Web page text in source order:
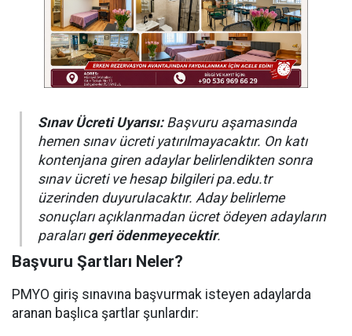
Sınav Ücreti Uyarısı:Başvuru aşamasında
hemen sınav ücreti yatırılmayacaktır. On katı
kontenjana giren adaylar belirlendikten sonra
sınav ücreti ve hesap bilgileri pa.edu.tr
üzerinden duyurulacaktır. Aday belirleme
sonuçları açıklanmadan ücret ödeyen adayların
paraları geri ödenmeyecektir.
Başvuru Şartları Neler?
PMYO giriş sınavına başvurmak isteyen adaylarda
aranan başlıca şartlar şunlardır: